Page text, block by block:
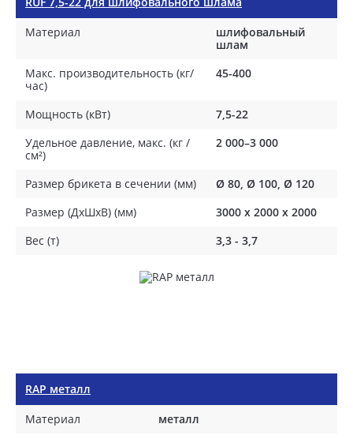
Материал
шлифовальный
шлам
Макс. производительность (кг/
час)
45-400
Мощность (кВт)
7,5-22
Удельное давление, макс. (кг /
см²)
2 000–3 000
Размер брикета в сечении (мм)
Ø 80, Ø 100, Ø 120
Размер (ДхШхВ) (мм)
3000 х 2000 х 2000
Вес (т)
3,3 - 3,7
RAP металл
Материал
металл